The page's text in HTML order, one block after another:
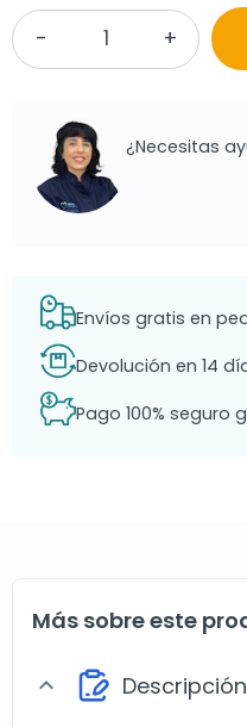
¿Necesitas
Envíos gratis en
Devolución en 14
Pago 100% seguro
Más sobre este
expand_more Descripción